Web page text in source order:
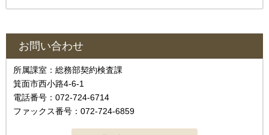
お問い合わせ
所属課室：総務部契約検査課
箕面市西小路4‐6‐1
電話番号：072-724-6714
ファックス番号：072-724-6859